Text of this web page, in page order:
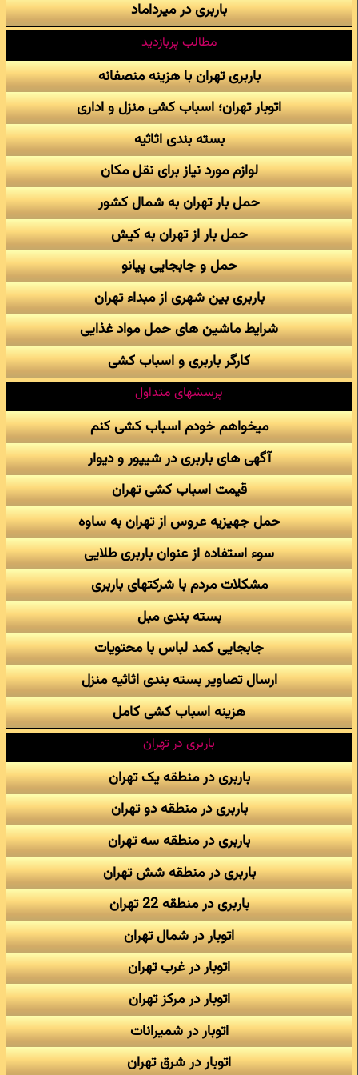
باربری در میرداماد
مطالب پربازدید
باربری تهران با هزینه منصفانه
اتوبار تهران؛ اسباب کشی منزل و اداری
بسته بندی اثاثیه
لوازم مورد نیاز برای نقل مکان
حمل بار تهران به شمال کشور
حمل بار از تهران به کیش
حمل و جابجایی پیانو
باربری بین شهری از مبداء تهران
شرایط ماشین های حمل مواد غذایی
کارگر باربری و اسباب کشی
پرسشهای متداول
میخواهم خودم اسباب کشی کنم
آگهی های باربری در شیپور و دیوار
قیمت اسباب کشی تهران
حمل جهیزیه عروس از تهران به ساوه
سوء استفاده از عنوان باربری طلایی
مشکلات مردم با شرکتهای باربری
بسته بندی مبل
جابجایی کمد لباس با محتویات
ارسال تصاویر بسته بندی اثاثیه منزل
هزینه اسباب کشی کامل
باربری در تهران
باربری در منطقه یک تهران
باربری در منطقه دو تهران
باربری در منطقه سه تهران
باربری در منطقه شش تهران
باربری در منطقه 22 تهران
اتوبار در شمال تهران
اتوبار در غرب تهران
اتوبار در مرکز تهران
اتوبار در شمیرانات
اتوبار در شرق تهران